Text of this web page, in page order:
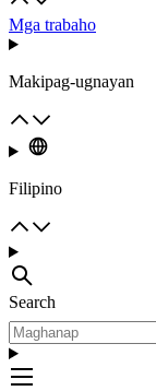
Mga trabaho
Makipag-ugnayan
Filipino
Search